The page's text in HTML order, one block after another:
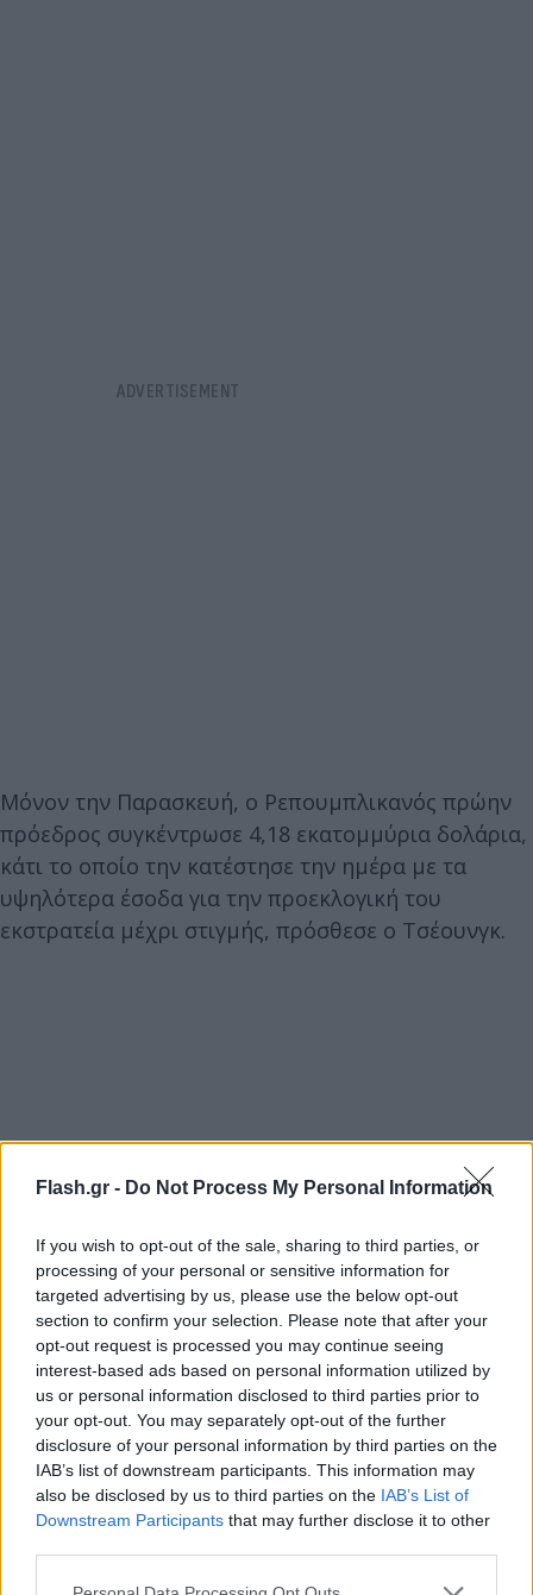
Flash.gr - Do Not Process My Personal Information
If you wish to opt-out of the sale, sharing to third parties, or
processing of your personal or sensitive information for
targeted advertising by us, please use the below opt-out
section to confirm your selection. Please note that after your
opt-out request is processed you may continue seeing
interest-based ads based on personal information utilized by
us or personal information disclosed to third parties prior to
your opt-out. You may separately opt-out of the further
disclosure of your personal information by third parties on the
IAB’s list of downstream participants. This information may
also be disclosed by us to third parties on the IAB’s List of
Downstream Participants that may further disclose it to other
Please note that this website/app uses one or more Google
Μόνον την Παρασκευή, ο Ρεπουμπλικανός πρώην
πρόεδρος συγκέντρωσε 4,18 εκατομμύρια δολάρια,
κάτι το οποίο την κατέστησε την ημέρα με τα
υψηλότερα έσοδα για την προεκλογική του
εκστρατεία μέχρι στιγμής, πρόσθεσε ο Τσέουνγκ.